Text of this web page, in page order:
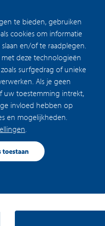
te bieden, gebruiken
cookies om informatie
en/of te raadplegen.
deze technologieën
surfgedrag of unieke
Als je geen
uw toestemming intrekt,
invloed hebben op
en mogelijkheden.
.
toestaan